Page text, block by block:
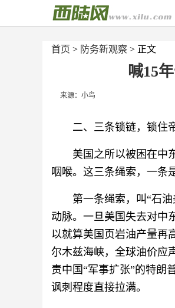
首页 > 防务新观察 > 正文
喊15
来源：小鸟
二、三条锁链，锁住
美国之所以被困在中
咽喉。这三条绳索，一条
第一条绳索，叫“石
动脉。一旦美国失去对中
以就算美国页岩油产量再
尔木兹海峡，全球油价
责中国“军事扩张”的特朗
讽刺程度直接拉满。